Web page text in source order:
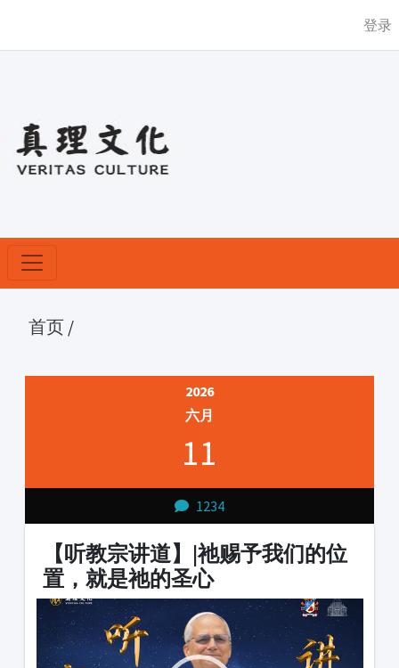
登录
首页 /
2026
六月
11
1234
【听教宗讲道】|祂赐予我们的位
置，就是祂的圣心
Video
Player
Audio
Player